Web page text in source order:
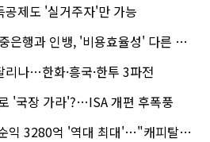
공제도 '실거주자'만 가능
과 인뱅, '비용효율성' 다른 잣대 왜?
나…한화·흥국·한투 3파전
'국장 가라'?…ISA 개편 후폭풍
억 '역대 최대'…"캐피탈, 자산 1조원 이상"